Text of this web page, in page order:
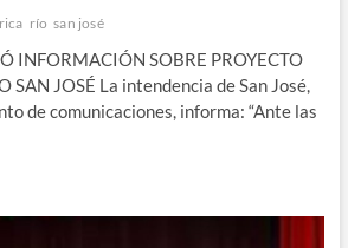
río san josé
INFORMACIÓN SOBRE PROYECTO
SAN JOSÉ La intendencia de San José,
de comunicaciones, informa: “Ante las